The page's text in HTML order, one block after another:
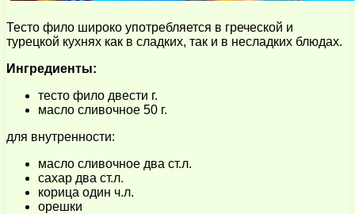
Тесто фило широко употребляется в греческой и
турецкой кухнях как в сладких, так и в несладких блюдах.
Ингредиенты:
тесто фило двести г.
масло сливочное 50 г.
для внутренности:
масло сливочное два ст.л.
сахар два ст.л.
корица один ч.л.
орешки